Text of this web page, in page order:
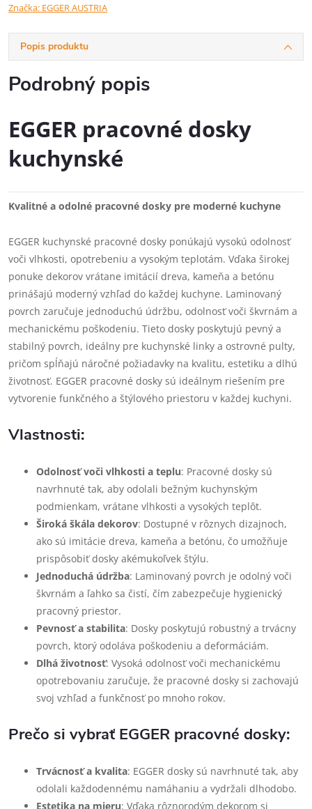
Značka: EGGER AUSTRIA
Popis produktu
Podrobný popis
EGGER pracovné dosky
kuchynské
Kvalitné a odolné pracovné dosky pre moderné kuchyne
EGGER kuchynské pracovné dosky ponúkajú vysokú odolnosť
voči vlhkosti, opotrebeniu a vysokým teplotám. Vďaka širokej
ponuke dekorov vrátane imitácií dreva, kameňa a betónu
prinášajú moderný vzhľad do každej kuchyne. Laminovaný
povrch zaručuje jednoduchú údržbu, odolnosť voči škvrnám a
mechanickému poškodeniu. Tieto dosky poskytujú pevný a
stabilný povrch, ideálny pre kuchynské linky a ostrovné pulty,
pričom spĺňajú náročné požiadavky na kvalitu, estetiku a dlhú
životnosť. EGGER pracovné dosky sú ideálnym riešením pre
vytvorenie funkčného a štýlového priestoru v každej kuchyni.
Vlastnosti:
Odolnosť voči vlhkosti a teplu: Pracovné dosky sú
navrhnuté tak, aby odolali bežným kuchynským
podmienkam, vrátane vlhkosti a vysokých teplôt.
Široká škála dekorov: Dostupné v rôznych dizajnoch,
ako sú imitácie dreva, kameňa a betónu, čo umožňuje
prispôsobiť dosky akémukoľvek štýlu.
Jednoduchá údržba: Laminovaný povrch je odolný voči
škvrnám a ľahko sa čistí, čím zabezpečuje hygienický
pracovný priestor.
Pevnosť a stabilita: Dosky poskytujú robustný a trvácny
povrch, ktorý odoláva poškodeniu a deformáciám.
Dlhá životnosť: Vysoká odolnosť voči mechanickému
opotrebovaniu zaručuje, že pracovné dosky si zachovajú
svoj vzhľad a funkčnosť po mnoho rokov.
Prečo si vybrať EGGER pracovné dosky:
Trvácnosť a kvalita: EGGER dosky sú navrhnuté tak, aby
odolali každodennému namáhaniu a vydržali dlhodobo.
Estetika na mieru: Vďaka rôznorodým dekorom si